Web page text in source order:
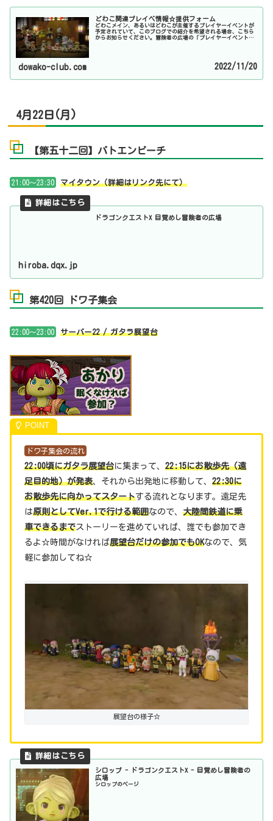
どわこ関連プレイベ情報☆提供フォーム
どわこメイン、あるいはどわこが主催するプレイヤーイベントが
予定されていて、このブログでの紹介を希望される場合、こちら
からお知らせください。冒険者の広場の「プレイヤーイベント告
dowako-club.com 2022/11/20
4月22日(月)
【第五十二回】バトエンビーチ
21:00～23:30 マイタウン（詳細はリンク先にて）
ドラゴンクエストX 目覚めし冒険者の広場
hiroba.dqx.jp
第420回 ドワ子集会
22:00～23:00 サーバー22 / ガタラ展望台
ドワ子集会の流れ
22:00頃にガタラ展望台に集まって、 22:15にお散歩先（遠
足目的地）が発表、それから出発地に移動して、 22:30に
お散歩先に向かってスタートする流れとなります。遠足先
は原則としてVer.1で行ける範囲なので、 大陸間鉄道に乗
車できるまでストーリーを進めていれば、誰でも参加でき
るよ☆時間がなければ展望台だけの参加でもOKなので、気
軽に参加してね☆
展望台の様子☆
シロップ - ドラゴンクエストX - 目覚めし冒険者の
広場
シロップのページ